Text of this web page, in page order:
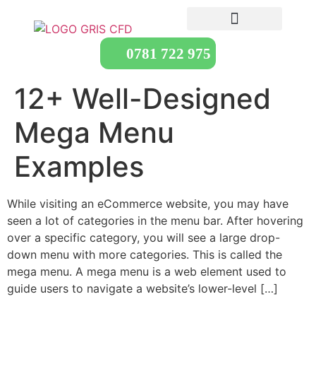
0781 722 975
12+ Well-Designed
Mega Menu
Examples
While visiting an eCommerce website, you may have
seen a lot of categories in the menu bar. After hovering
over a specific category, you will see a large drop-
down menu with more categories. This is called the
mega menu. A mega menu is a web element used to
guide users to navigate a website’s lower-level […]